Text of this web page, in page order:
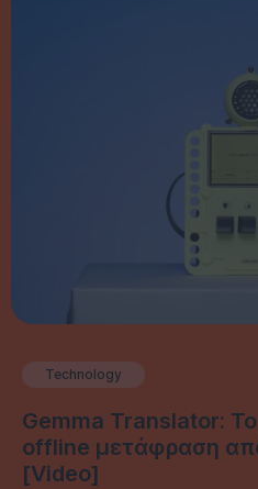
Technology
Gemma Translator:
offline μετάφραση
[Video]